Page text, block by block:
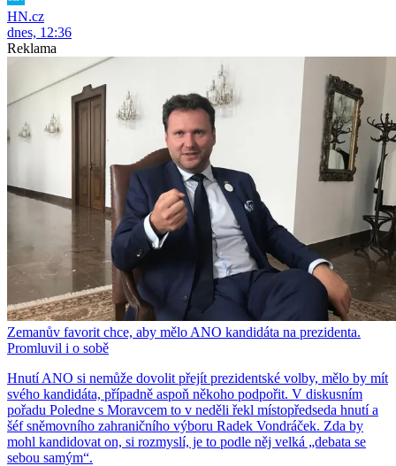
HN.cz
dnes, 12:36
Reklama
Zemanův favorit chce, aby mělo ANO kandidáta na prezidenta.
Promluvil i o sobě
Hnutí ANO si nemůže dovolit přejít prezidentské volby, mělo by mít
svého kandidáta, případně aspoň někoho podpořit. V diskusním
pořadu Poledne s Moravcem to v neděli řekl místopředseda hnutí a
šéf sněmovního zahraničního výboru Radek Vondráček. Zda by
mohl kandidovat on, si rozmyslí, je to podle něj velká „debata se
sebou samým“.